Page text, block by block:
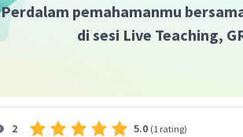
Perdalam pemahamanmu
di sesi Live Teaching,
2 5.0 (1 rating)